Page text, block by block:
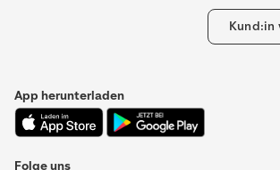
Kund:in
App herunterladen
Folge uns